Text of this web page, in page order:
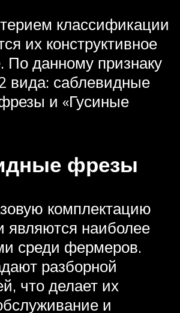
классификации
их конструктивное
По данному признаку
вида: саблевидные
и «Гусиные
фрезы
комплектацию
являются наиболее
среди фермеров.
разборной
что делает их
и